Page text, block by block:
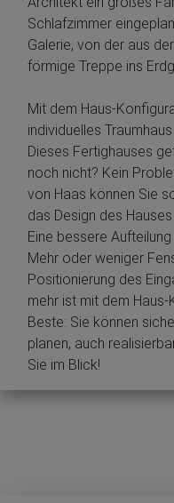
Schlafzimmer
Galerie, von der aus
förmige Treppe ins
Mit dem Haus-
individuelles Traumhaus
Dieses Fertighauses
noch nicht? Kein
von Haas können Sie
das Design des
Eine bessere
Mehr oder weniger
Positionierung des
mehr ist mit dem
Beste: Sie können
planen, auch
Sie im Blick!